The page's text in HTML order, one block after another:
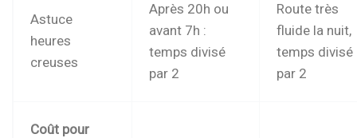
Astuce
heures
creuses
Après 20h ou
avant 7h :
temps divisé
par 2
Route très
fluide la nuit,
temps divisé
par 2
Coût pour